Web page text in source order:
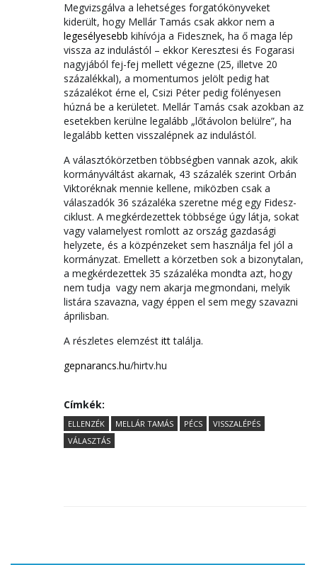
Megvizsgálva a lehetséges forgatókönyveket
kiderült, hogy Mellár Tamás csak akkor nem a
legesélyesebb kihívója a Fidesznek, ha ő maga lép
vissza az indulástól – ekkor Keresztesi és Fogarasi
nagyjából fej-fej mellett végezne (25, illetve 20
százalékkal), a momentumos jelölt pedig hat
százalékot érne el, Csizi Péter pedig fölényesen
húzná be a kerületet. Mellár Tamás csak azokban az
esetekben kerülne legalább „lőtávolon belülre”, ha
legalább ketten visszalépnek az indulástól.
A választókörzetben többségben vannak azok, akik
kormányváltást akarnak, 43 százalék szerint Orbán
Viktoréknak mennie kellene, miközben csak a
válaszadók 36 százaléka szeretne még egy Fidesz-
ciklust. A megkérdezettek többsége úgy látja, sokat
vagy valamelyest romlott az ország gazdasági
helyzete, és a közpénzeket sem használja fel jól a
kormányzat. Emellett a körzetben sok a bizonytalan,
a megkérdezettek 35 százaléka mondta azt, hogy
nem tudja vagy nem akarja megmondani, melyik
listára szavazna, vagy éppen el sem megy szavazni
áprilisban.
A részletes elemzést itttalálja.
gepnarancs.hu/hirtv.hu
Címkék:
ELLENZÉK MELLÁR TAMÁS PÉCS
VISSZALÉPÉS
VÁLASZTÁS